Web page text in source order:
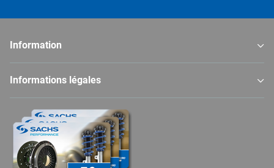
Information
Informations légales